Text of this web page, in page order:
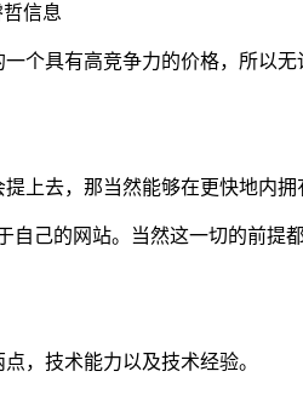
信息
个具有高竞争力的价格，所以
上去，那当然能够在更快地内拥
己的网站。当然这一切的前提
，技术能力以及技术经验。